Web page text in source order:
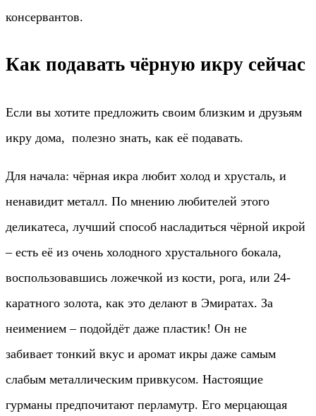
консервантов.
Как подавать чёрную икру сейчас
Если вы хотите предложить своим близким и друзьям
икру дома, полезно знать, как её подавать.
Для начала: чёрная икра любит холод и хрусталь, и
ненавидит металл. По мнению любителей этого
деликатеса, лучший способ насладиться чёрной икрой
– есть её из очень холодного хрустального бокала,
воспользовавшись ложечкой из кости, рога, или 24-
каратного золота, как это делают в Эмиратах. За
неимением – подойдёт даже пластик! Он не
забивает тонкий вкус и аромат икры даже самым
слабым металлическим привкусом. Настоящие
гурманы предпочитают перламутр. Его мерцающая